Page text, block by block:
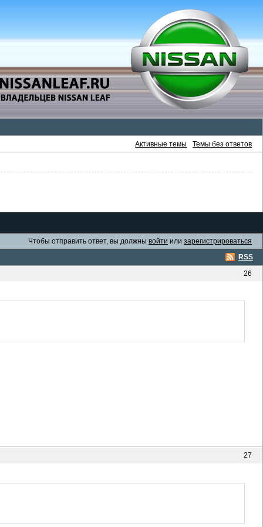
Активные темы Темы без ответов
Чтобы отправить ответ, вы должны войти или зарегистрироваться
RSS
26
27